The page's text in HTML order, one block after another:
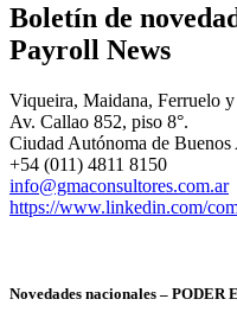
Boletín de
Payroll News
Viqueira, Maidana, Ferruelo
Av. Callao 852, piso 8°.
Ciudad Autónoma de Buenos
+54 (011) 4811 8150
info@gmaconsultores.com.ar
https://www.linkedin.com/
Novedades nacionales –